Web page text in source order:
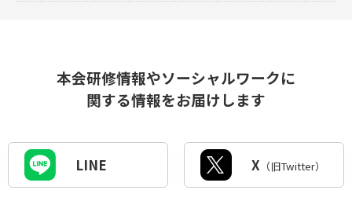
震の発生に伴う社会福祉施設等に対する 介護職員等の派遣
依頼について）
2026年度未成年後見人養成研修（兵庫）
2026年8月5日 県士会主催
本会研修情報やソーシャルワークに
関する情報をお届けします
LINE X （旧Twitter）